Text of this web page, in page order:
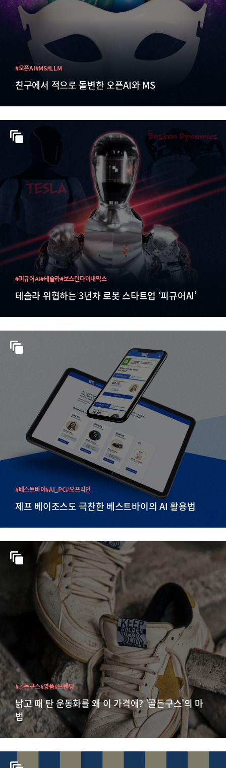
친구에서 적으로 돌변한 오픈AI와 MS
#오픈AI#MS#LLM
테슬라 위협하는 3년차 로봇 스타트업 ‘피규어AI’
#피규어AI#테슬라#보스턴다이내믹스
제프 베이조스도 극찬한 베스트바이의 AI 활용법
#베스트바이#AI_PC#오프라인
낡고 때 탄 운동화를 왜 이 가격에? '골든구스'의 마
법
#골든구스#명품#브랜딩